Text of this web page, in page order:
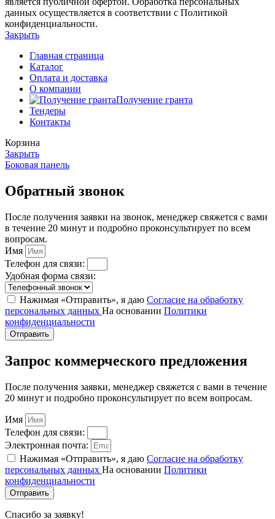
данных осуществляется в соответствии с Политикой
конфиденциальности.
Закрыть
Главная страница
Каталог
Оплата и доставка
О компании
Получение гранта
Тендеры
Контакты
Корзина
Закрыть
Боковая панель
Обратный звонок
После получения заявки на звонок, менеджер свяжется с вами
в течение 20 минут и подробно проконсультирует по всем
вопросам.
Имя
Телефон для связи:
Удобная форма связи:
Нажимая «Отправить», я даю Согласие на обработку
персональных данных На основании Политики
конфиденциальности
Отправить
Запрос коммерческого предложения
После получения заявки, менеджер свяжется с вами в течение
20 минут и подробно проконсультирует по всем вопросам.
Имя
Телефон для связи:
Электронная почта:
Нажимая «Отправить», я даю Согласие на обработку
персональных данных На основании Политики
конфиденциальности
Отправить
Спасибо за заявку!